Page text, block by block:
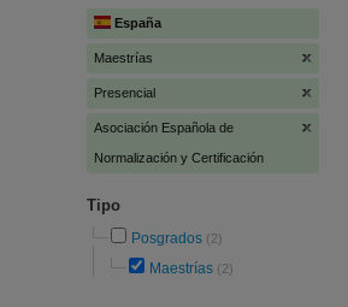
España
Maestrías
Presencial
Asociación Española de
Normalización y Certificación
Tipo
Posgrados (2)
Maestrías (2)